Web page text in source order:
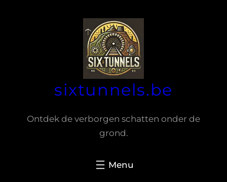
sixtunnels.be
Ontdek de verborgen schatten onder de
grond.